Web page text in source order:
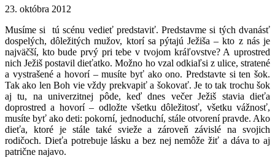
23. októbra 2012
Musíme si tú scénu vedieť predstaviť. Predstavme si tých dvanásť
dospelých, dôležitých mužov, ktorí sa pýtajú Ježiša – kto z nás je
najväčší, kto bude prvý pri tebe v tvojom kráľovstve? A uprostred
nich Ježiš postavil dieťatko. Možno ho vzal odkiaľsi z ulice, stratené
a vystrašené a hovorí – musíte byť ako ono. Predstavte si ten šok.
Tak ako len Boh vie vždy prekvapiť a šokovať. Je to tak trochu šok
aj tu, na univerzitnej pôde, keď dnes večer Ježiš stavia dieťa
doprostred a hovorí – odložte všetku dôležitosť, všetku vážnosť,
musíte byť ako deti: pokorní, jednoduchí, stále otvorení pravde. Ako
dieťa, ktoré je stále také svieže a zároveň závislé na svojich
rodičoch. Dieťa potrebuje lásku a bez nej nemôže žiť a dáva to aj
patrične najavo.